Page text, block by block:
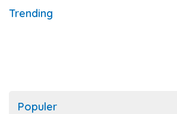
Trending
Populer